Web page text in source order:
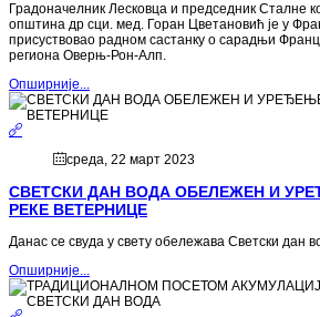
Градоначелник Лесковца и председник Сталне
општина др сци. мед. Горан Цветановић је у
присуствовао радном састанку о сарадњи
региона Оверњ-Рон-Алп.
Опширније...
среда, 22 март 2023
СВЕТСКИ ДАН ВОДА ОБЕЛЕЖЕН И
РЕКЕ ВЕТЕРНИЦЕ
Данас се свуда у свету обележава Светски дан
Опширније...